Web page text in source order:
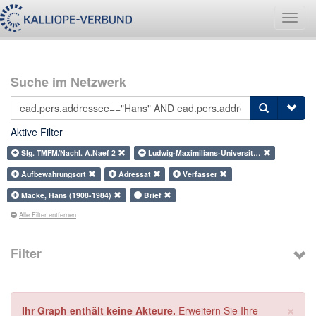
Suche im Netzwerk
Aktive Filter
Slg. TMFM/Nachl. A.Naef 2
Ludwig-Maximilians-Universit…
Aufbewahrungsort
Adressat
Verfasser
Macke, Hans (1908-1984)
Brief
Alle Filter entfernen
Filter
×
Ihr Graph enthält keine Akteure. Erweitern Sie Ihre